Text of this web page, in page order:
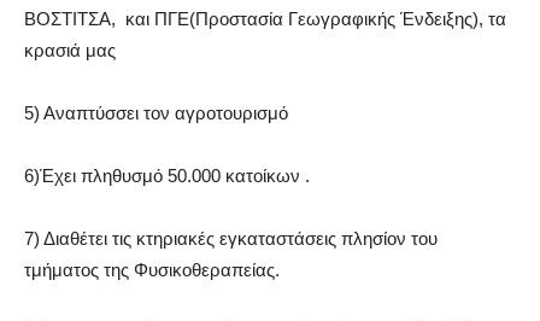
ΒΟΣΤΙΤΣΑ, και ΠΓΕ(Προστασία Γεωγραφικής Ένδειξης), τα
κρασιά μας
5) Αναπτύσσει τον αγροτουρισμό
6)Έχει πληθυσμό 50.000 κατοίκων .
7) Διαθέτει τις κτηριακές εγκαταστάσεις πλησίον του
τμήματος της Φυσικοθεραπείας.